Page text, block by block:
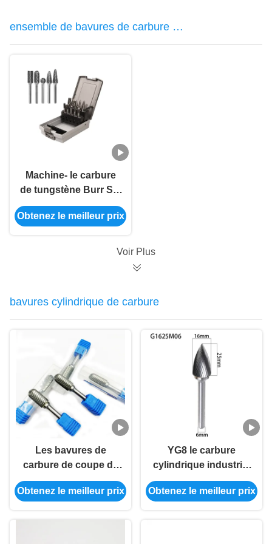
ensemble de bavures de carbure de
tungstène
Machine- le carbure
de tungstène Burr Set
High Speed Carving
ébarbe la dureté
Obtenez le meilleur prix
Voir Plus
bavures cylindrique de carbure
Les bavures de
carbure de coupe de
norme meurent les
bavures rotatoires de
Obtenez le meilleur prix
YG8 le carbure
cylindrique industriel
Burr Rotary Rasp For
Drill a adapté la jambe
Obtenez le meilleur prix